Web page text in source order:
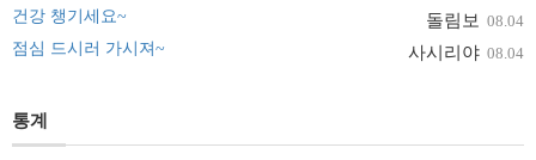
돌림보 08.04
건강 챙기세요~
사시리야 08.04
점심 드시러 가시져~
통계